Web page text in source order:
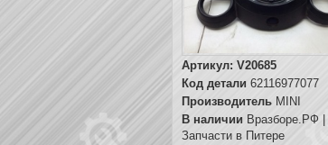
Артикул: V20685
Код детали 62116977077
Производитель MINI
В наличии Вразборе.РФ |
Запчасти в Питере